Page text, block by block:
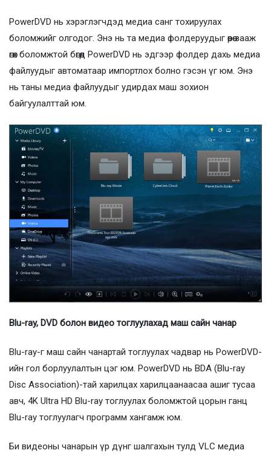
PowerDVD нь хэрэглэгчдэд медиа санг тохируулах
боломжийг олгодог. Энэ нь та медиа фолдеруудыг өөрөө зааж
өгөх боломжтой бөгөөд PowerDVD нь эдгээр фолдер дахь медиа
файлуудыг автоматаар импортлох болно гэсэн үг юм. Энэ
нь таны медиа файлуудыг удирдах маш зохион
байгуулалттай юм.
Blu-ray, DVD болон видео тоглуулахад маш сайн чанар
Blu-ray-г маш сайн чанартай тоглуулах чадвар нь PowerDVD-
ийн гол борлуулалтын цэг юм. PowerDVD нь BDA (Blu-ray
Disc Association)-тай харилцах харилцаанаасаа ашиг тусаа
авч, 4K Ultra HD Blu-ray тоглуулах боломжтой цорын ганц
Blu-ray тоглуулагч программ хангамж юм.
Би видеоны чанарын үр дүнг шалгахын тулд VLC медиа